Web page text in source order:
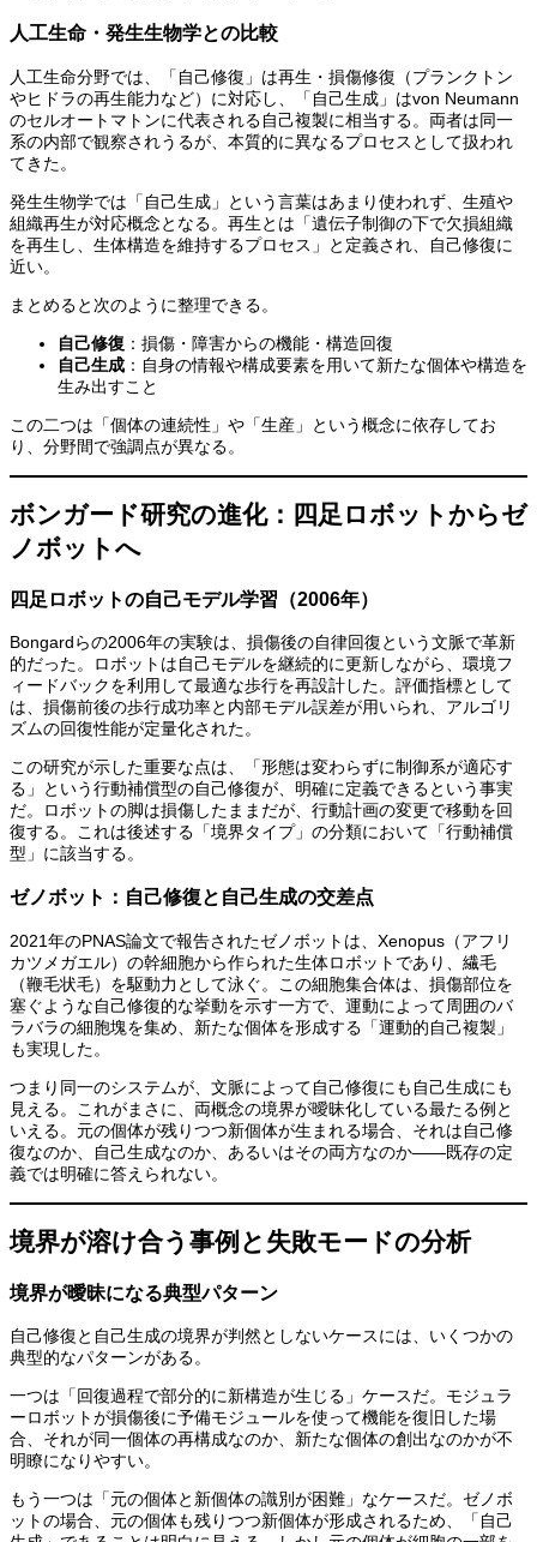
人工生命・発生生物学との比較
人工生命分野では、「自己修復」は再生・損傷修復（プランクトン
やヒドラの再生能力など）に対応し、「自己生成」はvon Neumann
のセルオートマトンに代表される自己複製に相当する。両者は同一
系の内部で観察されうるが、本質的に異なるプロセスとして扱われ
てきた。
発生生物学では「自己生成」という言葉はあまり使われず、生殖や
組織再生が対応概念となる。再生とは「遺伝子制御の下で欠損組織
を再生し、生体構造を維持するプロセス」と定義され、自己修復に
近い。
まとめると次のように整理できる。
自己修復 ：損傷・障害からの機能・構造回復
自己生成 ：自身の情報や構成要素を用いて新たな個体や構造を
生み出すこと
この二つは「個体の連続性」や「生産」という概念に依存してお
り、分野間で強調点が異なる。
ボンガード研究の進化：四足ロボットからゼ
ノボットへ
四足ロボットの自己モデル学習（2006年）
Bongardらの2006年の実験は、損傷後の自律回復という文脈で革新
的だった。ロボットは自己モデルを継続的に更新しながら、環境フ
ィードバックを利用して最適な歩行を再設計した。評価指標として
は、損傷前後の歩行成功率と内部モデル誤差が用いられ、アルゴリ
ズムの回復性能が定量化された。
この研究が示した重要な点は、「形態は変わらずに制御系が適応す
る」という行動補償型の自己修復が、明確に定義できるという事実
だ。ロボットの脚は損傷したままだが、行動計画の変更で移動を回
復する。これは後述する「境界タイプ」の分類において「行動補償
型」に該当する。
ゼノボット：自己修復と自己生成の交差点
2021年のPNAS論文で報告されたゼノボットは、Xenopus（アフリ
カツメガエル）の幹細胞から作られた生体ロボットであり、繊毛
（鞭毛状毛）を駆動力として泳ぐ。この細胞集合体は、損傷部位を
塞ぐような自己修復的な挙動を示す一方で、運動によって周囲のバ
ラバラの細胞塊を集め、新たな個体を形成する「運動的自己複製」
も実現した。
つまり同一のシステムが、文脈によって自己修復にも自己生成にも
見える。これがまさに、両概念の境界が曖昧化している最たる例と
いえる。元の個体が残りつつ新個体が生まれる場合、それは自己修
復なのか、自己生成なのか、あるいはその両方なのか——既存の定
義では明確に答えられない。
境界が溶け合う事例と失敗モードの分析
境界が曖昧になる典型パターン
自己修復と自己生成の境界が判然としないケースには、いくつかの
典型的なパターンがある。
一つは「回復過程で部分的に新構造が生じる」ケースだ。モジュラ
ーロボットが損傷後に予備モジュールを使って機能を復旧した場
合、それが同一個体の再構成なのか、新たな個体の創出なのかが不
明瞭になりやすい。
もう一つは「元の個体と新個体の識別が困難」なケースだ。ゼノボ
ットの場合、元の個体も残りつつ新個体が形成されるため、「自己